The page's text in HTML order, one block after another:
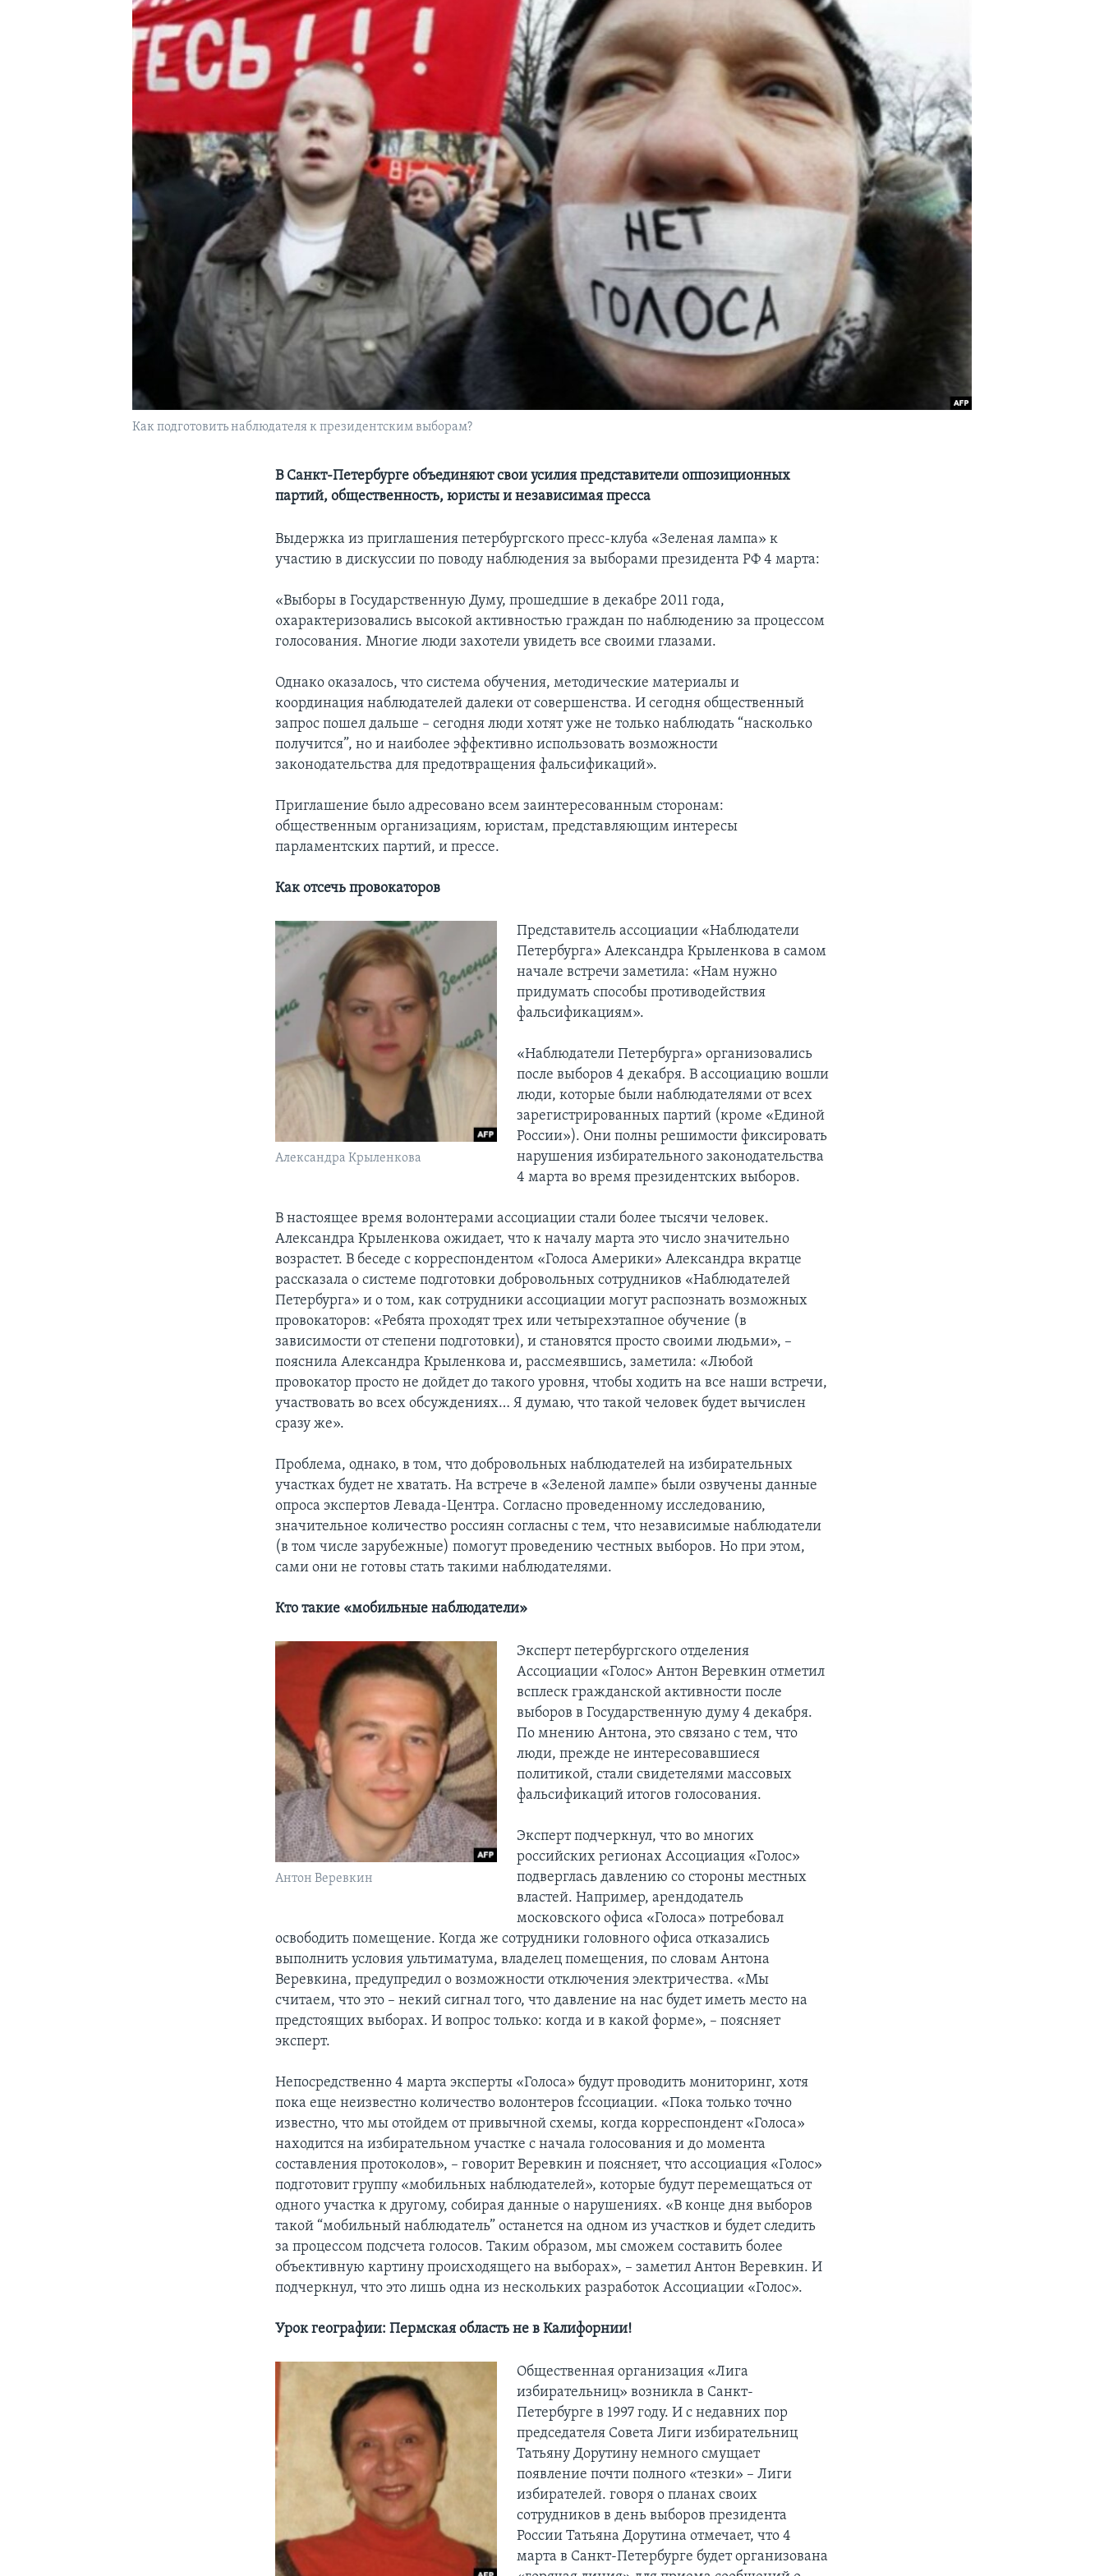
Как подготовить наблюдателя к президентским выборам?
В Санкт-Петербурге объединяют свои усилия представители оппозиционных
партий, общественность, юристы и независимая пресса
Выдержка из приглашения петербургского пресс-клуба «Зеленая лампа» к
участию в дискуссии по поводу наблюдения за выборами президента РФ 4 марта:
«Выборы в Государственную Думу, прошедшие в декабре 2011 года,
охарактеризовались высокой активностью граждан по наблюдению за процессом
голосования. Многие люди захотели увидеть все своими глазами.
Однако оказалось, что система обучения, методические материалы и
координация наблюдателей далеки от совершенства. И сегодня общественный
запрос пошел дальше – сегодня люди хотят уже не только наблюдать “насколько
получится”, но и наиболее эффективно использовать возможности
законодательства для предотвращения фальсификаций».
Приглашение было адресовано всем заинтересованным сторонам:
общественным организациям, юристам, представляющим интересы
парламентских партий, и прессе.
Как отсечь провокаторов
Александра Крыленкова
Представитель ассоциации «Наблюдатели
Петербурга» Александра Крыленкова в самом
начале встречи заметила: «Нам нужно
придумать способы противодействия
фальсификациям».
«Наблюдатели Петербурга» организовались
после выборов 4 декабря. В ассоциацию вошли
люди, которые были наблюдателями от всех
зарегистрированных партий (кроме «Единой
России»). Они полны решимости фиксировать
нарушения избирательного законодательства
4 марта во время президентских выборов.
В настоящее время волонтерами ассоциации стали более тысячи человек.
Александра Крыленкова ожидает, что к началу марта это число значительно
возрастет. В беседе с корреспондентом «Голоса Америки» Александра вкратце
рассказала о системе подготовки добровольных сотрудников «Наблюдателей
Петербурга» и о том, как сотрудники ассоциации могут распознать возможных
провокаторов: «Ребята проходят трех или четырехэтапное обучение (в
зависимости от степени подготовки), и становятся просто своими людьми», –
пояснила Александра Крыленкова и, рассмеявшись, заметила: «Любой
провокатор просто не дойдет до такого уровня, чтобы ходить на все наши встречи,
участвовать во всех обсуждениях… Я думаю, что такой человек будет вычислен
сразу же».
Проблема, однако, в том, что добровольных наблюдателей на избирательных
участках будет не хватать. На встрече в «Зеленой лампе» были озвучены данные
опроса экспертов Левада-Центра. Согласно проведенному исследованию,
значительное количество россиян согласны с тем, что независимые наблюдатели
(в том числе зарубежные) помогут проведению честных выборов. Но при этом,
сами они не готовы стать такими наблюдателями.
Кто такие «мобильные наблюдатели»
Антон Веревкин
Эксперт петербургского отделения
Ассоциации «Голос» Антон Веревкин отметил
всплеск гражданской активности после
выборов в Государственную думу 4 декабря.
По мнению Антона, это связано с тем, что
люди, прежде не интересовавшиеся
политикой, стали свидетелями массовых
фальсификаций итогов голосования.
Эксперт подчеркнул, что во многих
российских регионах Ассоциация «Голос»
подверглась давлению со стороны местных
властей. Например, арендодатель
московского офиса «Голоса» потребовал
освободить помещение. Когда же сотрудники головного офиса отказались
выполнить условия ультиматума, владелец помещения, по словам Антона
Веревкина, предупредил о возможности отключения электричества. «Мы
считаем, что это – некий сигнал того, что давление на нас будет иметь место на
предстоящих выборах. И вопрос только: когда и в какой форме», – поясняет
эксперт.
Непосредственно 4 марта эксперты «Голоса» будут проводить мониторинг, хотя
пока еще неизвестно количество волонтеров fссоциации. «Пока только точно
известно, что мы отойдем от привычной схемы, когда корреспондент «Голоса»
находится на избирательном участке с начала голосования и до момента
составления протоколов», – говорит Веревкин и поясняет, что ассоциация «Голос»
подготовит группу «мобильных наблюдателей», которые будут перемещаться от
одного участка к другому, собирая данные о нарушениях. «В конце дня выборов
такой “мобильный наблюдатель” останется на одном из участков и будет следить
за процессом подсчета голосов. Таким образом, мы сможем составить более
объективную картину происходящего на выборах», – заметил Антон Веревкин. И
подчеркнул, что это лишь одна из нескольких разработок Ассоциации «Голос».
Урок географии: Пермская область не в Калифорнии!
Общественная организация «Лига
избирательниц» возникла в Санкт-
Петербурге в 1997 году. И с недавних пор
председателя Совета Лиги избирательниц
Татьяну Дорутину немного смущает
появление почти полного «тезки» – Лиги
избирателей. говоря о планах своих
сотрудников в день выборов президента
России Татьяна Дорутина отмечает, что 4
марта в Санкт-Петербурге будет организована